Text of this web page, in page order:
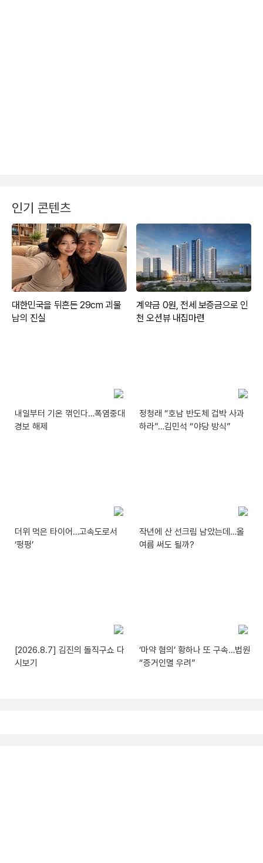
인기 콘텐츠
내일부터 기온 꺾인다…폭염중대
경보 해제
정청래 “호남 반도체 겁박 사과
하라”…김민석 “야당 방식”
더위 먹은 타이어…고속도로서
‘펑펑’
작년에 산 선크림 남았는데…올
여름 써도 될까?
[2026.8.7] 김진의 돌직구쇼 다
시보기
‘마약 혐의’ 황하나 또 구속…법원
“증거인멸 우려”